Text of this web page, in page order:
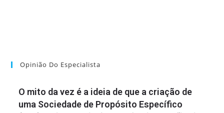
Opinião Do Especialista
O mito da vez é a ideia de que a criação de
uma Sociedade de Propósito Específico